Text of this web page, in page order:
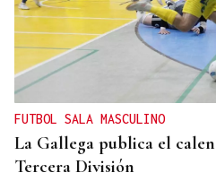
FUTBOL SALA MASCULINO
La Gallega publica el
Tercera División